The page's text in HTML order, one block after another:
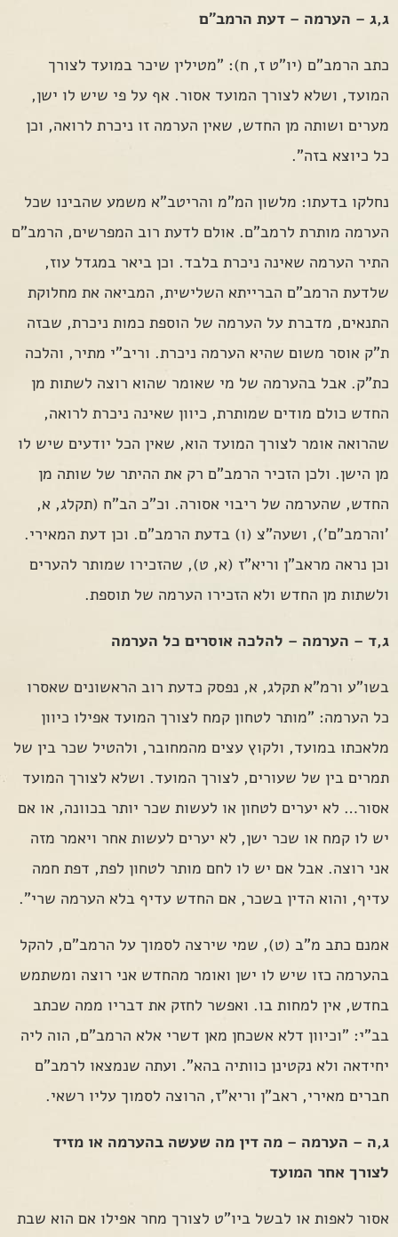
ג,ג – הערמה – דעת הרמב"ם
כתב הרמב"ם (יו"ט ז, ח): "מטילין שיכר במועד לצורך
המועד, ושלא לצורך המועד אסור. אף על פי שיש לו ישן,
מערים ושותה מן החדש, שאין הערמה זו ניכרת לרואה, וכן
כל כיוצא בזה".
נחלקו בדעתו: מלשון המ"מ והריטב"א משמע שהבינו שכל
הערמה מותרת לרמב"ם. אולם לדעת רוב המפרשים, הרמב"ם
התיר הערמה שאינה ניכרת בלבד. וכן ביאר במגדל עוז,
שלדעת הרמב"ם הברייתא השלישית, המביאה את מחלוקת
התנאים, מדברת על הערמה של הוספת כמות ניכרת, שבזה
ת"ק אוסר משום שהיא הערמה ניכרת. וריב"י מתיר, והלכה
כת"ק. אבל בהערמה של מי שאומר שהוא רוצה לשתות מן
החדש כולם מודים שמותרת, כיוון שאינה ניכרת לרואה,
שהרואה אומר לצורך המועד הוא, שאין הכל יודעים שיש לו
מן הישן. ולכן הזכיר הרמב"ם רק את ההיתר של שותה מן
החדש, שהערמה של ריבוי אסורה. וכ"כ הב"ח (תקלג, א,
'והרמב"ם'), ושעה"צ (ו) בדעת הרמב"ם. וכן דעת המאירי.
וכן נראה מראב"ן וריא"ז (א, ט), שהזכירו שמותר להערים
ולשתות מן החדש ולא הזכירו הערמה של תוספת.
ג,ד – הערמה – להלכה אוסרים כל הערמה
בשו"ע ורמ"א תקלג, א, נפסק כדעת רוב הראשונים שאסרו
כל הערמה: "מותר לטחון קמח לצורך המועד אפילו כיוון
מלאכתו במועד, ולקוץ עצים מהמחובר, ולהטיל שכר בין של
תמרים בין של שעורים, לצורך המועד. ושלא לצורך המועד
אסור… לא יערים לטחון או לעשות שכר יותר בכוונה, או אם
יש לו קמח או שכר ישן, לא יערים לעשות אחר ויאמר מזה
אני רוצה. אבל אם יש לו לחם מותר לטחון לפת, דפת חמה
עדיף, והוא הדין בשכר, אם החדש עדיף בלא הערמה שרי".
אמנם כתב מ"ב (ט), שמי שירצה לסמוך על הרמב"ם, להקל
בהערמה כזו שיש לו ישן ואומר מהחדש אני רוצה ומשתמש
בחדש, אין למחות בו. ואפשר לחזק את דבריו ממה שכתב
בב"י: "וכיוון דלא אשכחן מאן דשרי אלא הרמב"ם, הוה ליה
יחידאה ולא נקטינן כוותיה בהא". ועתה שנמצאו לרמב"ם
חברים מאירי, ראב"ן וריא"ז, הרוצה לסמוך עליו רשאי.
ג,ה – הערמה – מה דין מה שעשה בהערמה או מזיד
לצורך אחר המועד
אסור לאפות או לבשל ביו"ט לצורך מחר אפילו אם הוא שבת